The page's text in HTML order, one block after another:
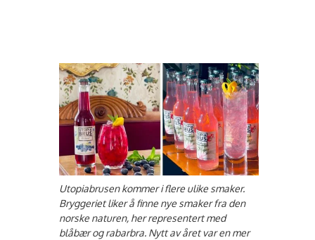
Utopiabrusen kommer i flere ulike smaker.
Bryggeriet liker å finne nye smaker fra den
norske naturen, her representert med
blåbær og rabarbra. Nytt av året var en mer